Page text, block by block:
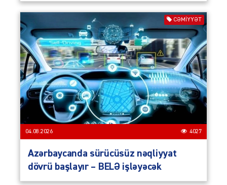
CƏMIYYƏT
04.08.2026 4027
Azərbaycanda sürücüsüz nəqliyyat
dövrü başlayır – BELƏ işləyəcək